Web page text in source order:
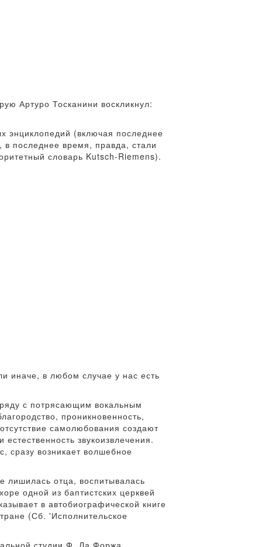
Артуро Тосканини воскликнул:
энциклопедий (включая последнее
в последнее время, правда, стали
словарь Kutsch-Riemens).
иначе, в любом случае у нас есть
с потрясающим вокальным
проникновенность,
самолюбования создают
звукоизвлечения.
сразу возникает волшебное
лишилась отца, воспитывалась
одной из баптистских церквей
в автобиографической книге
(Сб. 'Исполнительское
студии Ф. Ла Форжа